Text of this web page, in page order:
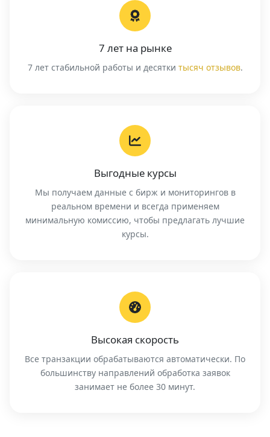
7 лет на рынке
7 лет стабильной работы и десятки тысяч отзывов.
Выгодные курсы
Мы получаем данные с бирж и мониторингов в
реальном времени и всегда применяем
минимальную комиссию, чтобы предлагать лучшие
курсы.
Высокая скорость
Все транзакции обрабатываются автоматически. По
большинству направлений обработка заявок
занимает не более 30 минут.